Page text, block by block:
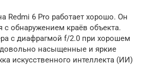
Redmi 6 Pro работает хорошо. Он
с обнаружением краёв объекта.
с диафрагмой f/2.0 при хорошем
насыщенные и яркие
искусственного интеллекта (ИИ)